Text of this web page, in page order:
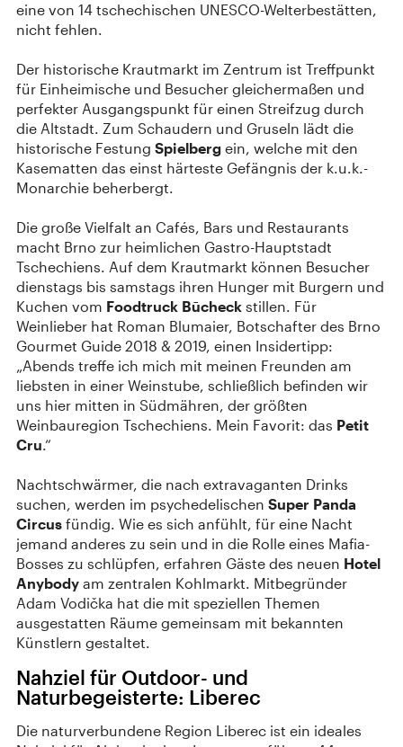
eine von 14 tschechischen UNESCO-Welterbestätten,
nicht fehlen.
Der historische Krautmarkt im Zentrum ist Treffpunkt
für Einheimische und Besucher gleichermaßen und
perfekter Ausgangspunkt für einen Streifzug durch
die Altstadt. Zum Schaudern und Gruseln lädt die
historische Festung Spielberg ein, welche mit den
Kasematten das einst härteste Gefängnis der k.u.k.-
Monarchie beherbergt.
Die große Vielfalt an Cafés, Bars und Restaurants
macht Brno zur heimlichen Gastro-Hauptstadt
Tschechiens. Auf dem Krautmarkt können Besucher
dienstags bis samstags ihren Hunger mit Burgern und
Kuchen vom Foodtruck Būcheck stillen. Für
Weinlieber hat Roman Blumaier, Botschafter des Brno
Gourmet Guide 2018 & 2019, einen Insidertipp:
„Abends treffe ich mich mit meinen Freunden am
liebsten in einer Weinstube, schließlich befinden wir
uns hier mitten in Südmähren, der größten
Weinbauregion Tschechiens. Mein Favorit: das Petit
Cru.“
Nachtschwärmer, die nach extravaganten Drinks
suchen, werden im psychedelischen Super Panda
Circus fündig. Wie es sich anfühlt, für eine Nacht
jemand anderes zu sein und in die Rolle eines Mafia-
Bosses zu schlüpfen, erfahren Gäste des neuen Hotel
Anybody am zentralen Kohlmarkt. Mitbegründer
Adam Vodička hat die mit speziellen Themen
ausgestatten Räume gemeinsam mit bekannten
Künstlern gestaltet.
Nahziel für Outdoor- und
Naturbegeisterte: Liberec
Die naturverbundene Region Liberec ist ein ideales